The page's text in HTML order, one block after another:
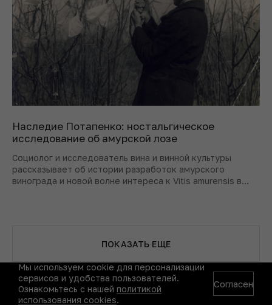
Наследие Потапенко: ностальгическое
исследование об амурской лозе
Социолог и исследователь вина и винной культуры
рассказывает об истории разработок амурского
винограда и новой волне интереса к Vitis amurensis в
ПОКАЗАТЬ ЕЩЕ
Мы используем cookie для персонализации
сервисов и удобства пользователей.
Ознакомьтесь с нашей политикой
использования cookies.
Согласен